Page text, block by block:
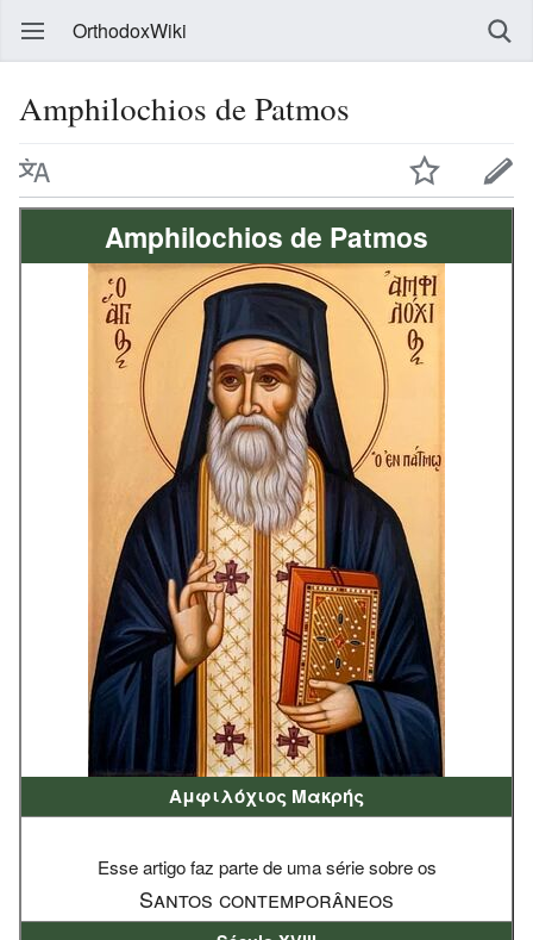
OrthodoxWiki
Amphilochios de Patmos
Amphilochios de Patmos
Αμφιλόχιος Μακρής
Esse artigo faz parte de uma série sobre os
Santos contemporâneos